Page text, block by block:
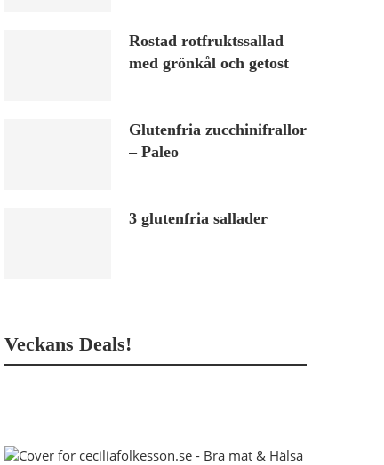
Rostad rotfruktssallad
med grönkål och getost
Glutenfria zucchinifrallor
– Paleo
3 glutenfria sallader
Veckans Deals!